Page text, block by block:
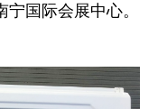
国际会展中心。